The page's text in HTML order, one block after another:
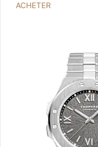
ACHETER